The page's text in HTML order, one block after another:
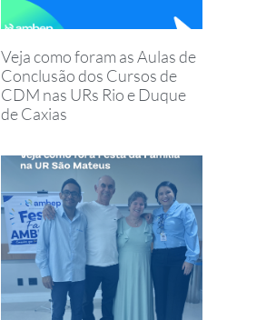
Veja como foram as Aulas de
Conclusão dos Cursos de
CDM nas URs Rio e Duque
de Caxias